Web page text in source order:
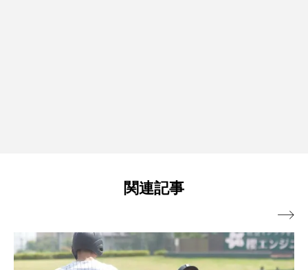
関連記事
